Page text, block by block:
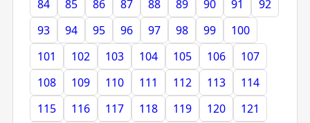
84
85 86 87 88 89 90 91
92
93
94 95 96 97 98 99
100
101
102 103 104 105 106
107
108
109 110 111 112 113
114
115
116 117 118 119 120
121